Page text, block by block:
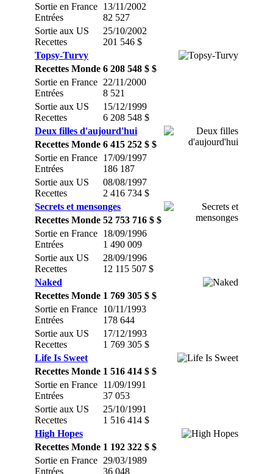
Sortie en France
Entrées
13/11/2002
82 527
Sortie aux US
Recettes
25/10/2002
201 546 $
Topsy-Turvy
Recettes Monde 6 208 548 $ $
Sortie en France
Entrées
22/11/2000
8 521
Sortie aux US
Recettes
15/12/1999
6 208 548 $
Deux filles d'aujourd'hui
Recettes Monde 6 415 252 $ $
Sortie en France
Entrées
17/09/1997
186 187
Sortie aux US
Recettes
08/08/1997
2 416 734 $
Secrets et mensonges
Recettes Monde 52 753 716 $ $
Sortie en France
Entrées
18/09/1996
1 490 009
Sortie aux US
Recettes
28/09/1996
12 115 507 $
Naked
Recettes Monde 1 769 305 $ $
Sortie en France
Entrées
10/11/1993
178 644
Sortie aux US
Recettes
17/12/1993
1 769 305 $
Life Is Sweet
Recettes Monde 1 516 414 $ $
Sortie en France
Entrées
11/09/1991
37 053
Sortie aux US
Recettes
25/10/1991
1 516 414 $
High Hopes
Recettes Monde 1 192 322 $ $
Sortie en France
Entrées
29/03/1989
36 048